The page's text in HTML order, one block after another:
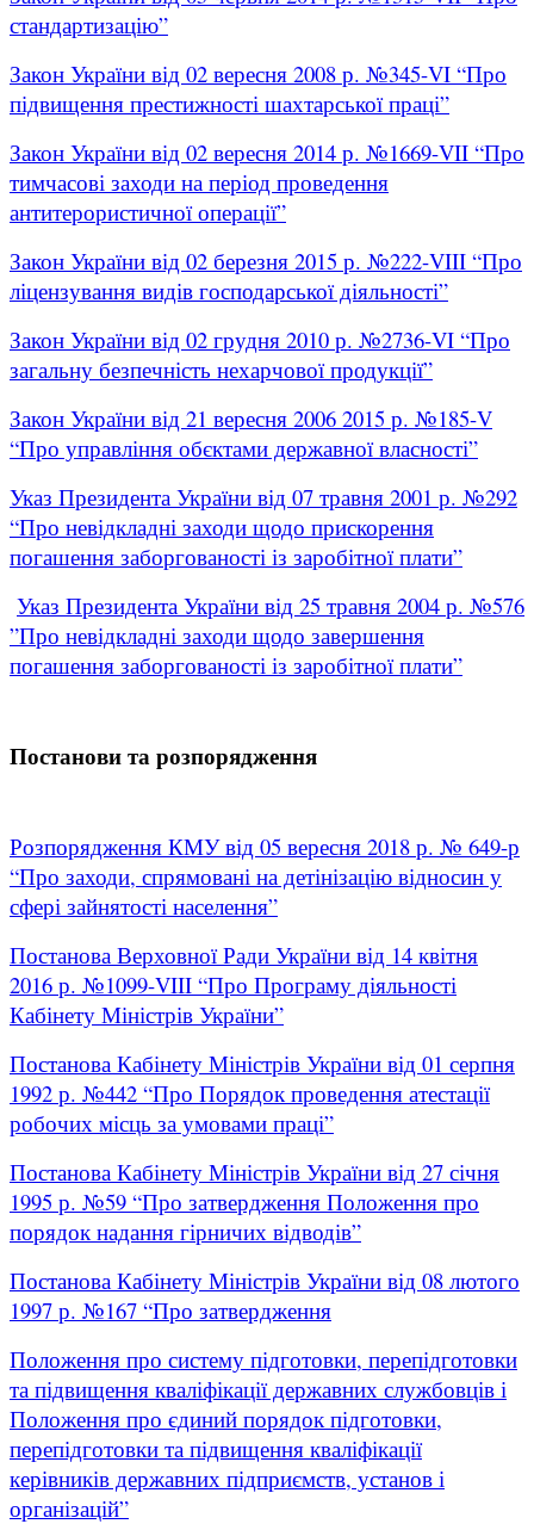
стандартизацію”
Закон України від 02 вересня 2008 р. №345-VI “Про
підвищення престижності шахтарської праці”
Закон України від 02 вересня 2014 р. №1669-VII “Про
тимчасові заходи на період проведення
антитерористичної операції”
Закон України від 02 березня 2015 р. №222-VIII “Про
ліцензування видів господарської діяльності”
Закон України від 02 грудня 2010 р. №2736-VI “Про
загальну безпечність нехарчової продукції”
Закон України від 21 вересня 2006 2015 р. №185-V
“Про управління обєктами державної власності”
Указ Президента України від 07 травня 2001 р. №292
“Про невідкладні заходи щодо прискорення
погашення заборгованості із заробітної плати”
Указ Президента України від 25 травня 2004 р. №576
”Про невідкладні заходи щодо завершення
погашення заборгованості із заробітної плати”
Постанови та розпорядження
Розпорядження КМУ від 05 вересня 2018 р. № 649-р
“Про заходи, спрямовані на детінізацію відносин у
сфері зайнятості населення”
Постанова Верховної Ради України від 14 квітня
2016 р. №1099-VIII “Про Програму діяльності
Кабінету Міністрів України”
Постанова Кабінету Міністрів України від 01 серпня
1992 р. №442 “Про Порядок проведення атестації
робочих місць за умовами праці”
Постанова Кабінету Міністрів України від 27 січня
1995 р. №59 “Про затвердження Положення про
порядок надання гірничих відводів”
Постанова Кабінету Міністрів України від 08 лютого
1997 р. №167 “Про затвердження
Положення про систему підготовки, перепідготовки
та підвищення кваліфікації державних службовців і
Положення про єдиний порядок підготовки,
перепідготовки та підвищення кваліфікації
керівників державних підприємств, установ і
організацій”